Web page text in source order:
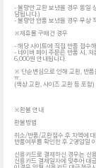
- 불량만 교환 보냈을 경우 동일
담됩니다.)
- 불량만 반품 보냈을 경우 무상
※제휴몰 구매건 경우
- 해당 사이트에 직접 반품 접수
- 네이버 페이 주문은 반품 시,
6,000원 안내됩니다.
※ 단순변심으로 인해 교환, 반
ㅠ.
(색상 교환, 사이즈 교환 등 포함)
※환불 안내
환불방법
취소/반품/교환접수 후 차액에 대
반품여부를 확인한 후 2영업일
신용카드로 결제하신 경우는 신
신용카드 결제일자에 맞추어 대